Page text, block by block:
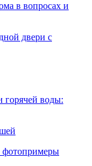
в вопросах и
двери с
горячей воды:
фотопримеры